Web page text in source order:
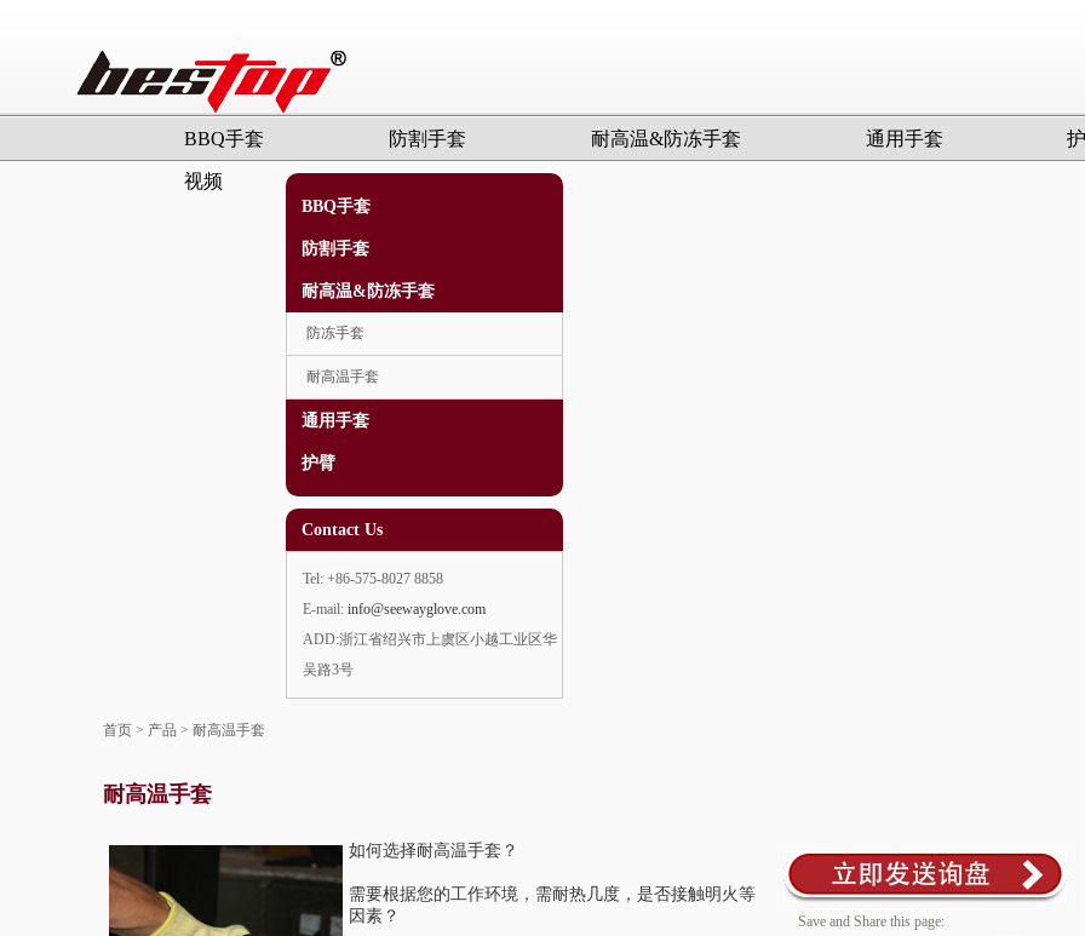
BBQ手套 防割手套 耐高温&防冻手套 通用手套
视频
BBQ手套
防割手套
耐高温&防冻手套
防冻手套
耐高温手套
通用手套
护臂
Contact Us
Tel: +86-575-8027 8858
E-mail: info@seewayglove.com
ADD:浙江省绍兴市上虞区小越工业区华
吴路3号
首页 > 产品 > 耐高温手套
耐高温手套
如何选择耐高温手套？
需要根据您的工作环境，需耐热几度，是否接触明火等
因素？
Save and Share this page: